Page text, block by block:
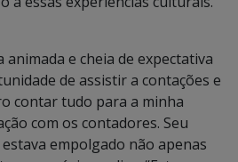
e cheia de expectativa
de assistir a contações e
contar tudo para a minha
com os contadores. Seu
empolgado não apenas